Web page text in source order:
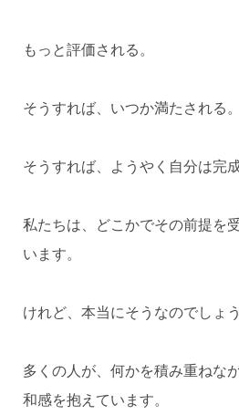
もっと評価される。
そうすれば、いつか満たされる。
そうすれば、ようやく自分は完成
私たちは、どこかでその前提を
います。
けれど、本当にそうなのでしょう
多くの人が、何かを積み重ねな
和感を抱えています。